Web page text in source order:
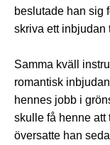
beslutade han sig
skriva ett inbjudan
Samma kväll
romantisk
hennes jobb i
skulle få henne att
översatte han